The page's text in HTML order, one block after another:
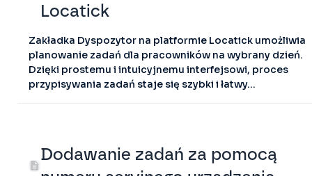
Locatick
Zakładka Dyspozytor na platformie Locatick umożliwia
planowanie zadań dla pracowników na wybrany dzień.
Dzięki prostemu i intuicyjnemu interfejsowi, proces
przypisywania zadań staje się szybki i łatwy...
Dodawanie zadań za pomocą